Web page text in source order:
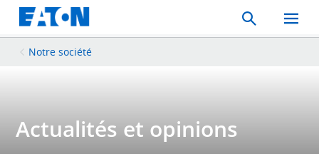
Search
Toggle
Mobile
Notre société
Actualités et opinions